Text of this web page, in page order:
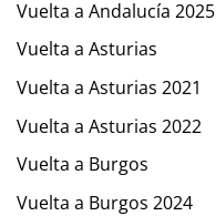
Vuelta a Andalucía 2025
Vuelta a Asturias
Vuelta a Asturias 2021
Vuelta a Asturias 2022
Vuelta a Burgos
Vuelta a Burgos 2024